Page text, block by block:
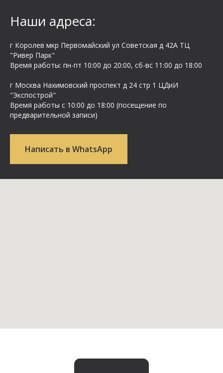
Наши адреса:
г Королев мкр Первомайский ул Cоветская д 42А ТЦ
"Ривер Парк"
Время работы: пн-пт 10:00 до 20:00, сб-вс 11:00 до 18:00
г Москва Нахимовский проспект д 24 стр 1 ЦДиИ
"Экспострой"
Время работы с 10:00 до 18:00 (посещение по
предварительной записи)
Написать в WhatsApp